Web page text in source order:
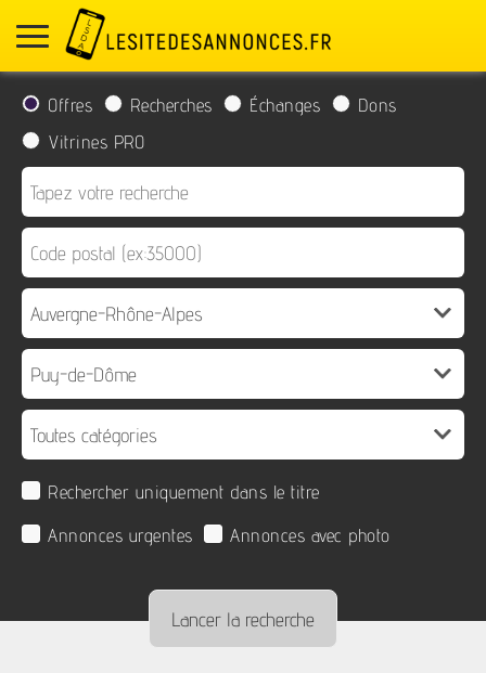
Offres Recherches Échanges
Dons
Vitrines PRO
Rechercher uniquement dans le titre
Annonces urgentes
Annonces avec photo